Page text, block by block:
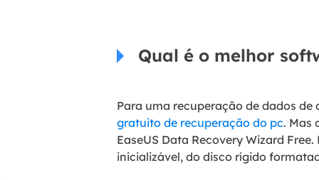
Qual é o melhor
Para uma recuperação de dados
gratuito de recuperação do pc. Mas
EaseUS Data Recovery Wizard
inicializável, do disco rígido